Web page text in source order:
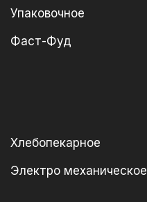
Упаковочное
Фаст-Фуд
Хлебопекарное
Электро механическое